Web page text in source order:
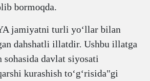
bormoqda.
jamiyatni turli yoʻllar bilan
dahshatli illatdir. Ushbu illatga
sohasida davlat siyosati
kurashish toʻgʻrisida"gi